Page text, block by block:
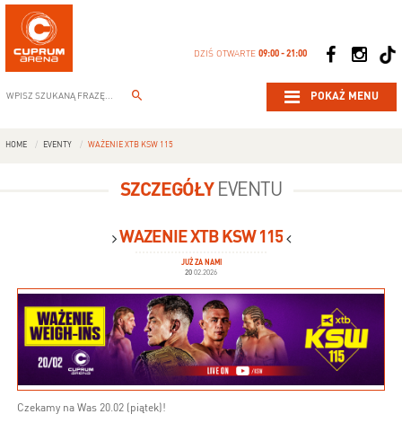
DZIŚ OTWARTE09:00 - 21:00
POKAŻ MENU
HOME EVENTY WAŻENIE XTB KSW 115
SZCZEGÓŁYEVENTU
WAŻENIE XTB KSW 115
JUŻ ZA NAMI
20 02.2026
Czekamy na Was 20.02 (piątek)!